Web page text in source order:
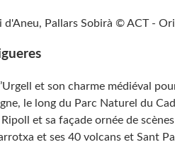
Pallars Sobirà © ACT -
et son charme médiéval
le long du Parc Naturel du
et sa façade ornée de
et ses 40 volcans et Sant